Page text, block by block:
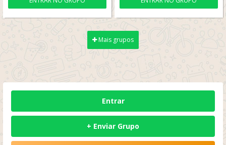
Mais grupos
Entrar
+ Enviar Grupo